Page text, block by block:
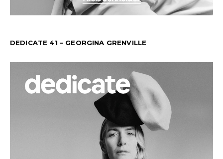
DEDICATE 41 – GEORGINA GRENVILLE